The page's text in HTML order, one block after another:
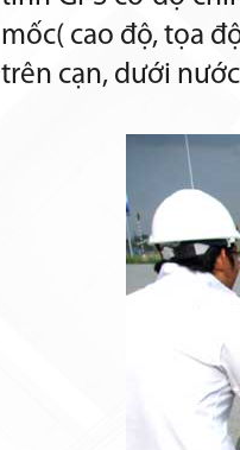
mốc( cao độ, tọa
trên cạn, dưới